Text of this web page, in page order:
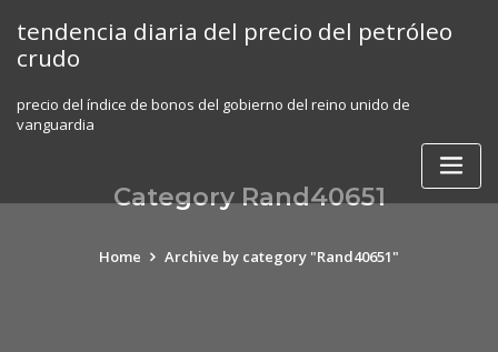
content
tendencia diaria del precio del petróleo
crudo
precio del índice de bonos del gobierno del reino unido de
vanguardia
Category Rand40651
Home Archive by category "Rand40651"